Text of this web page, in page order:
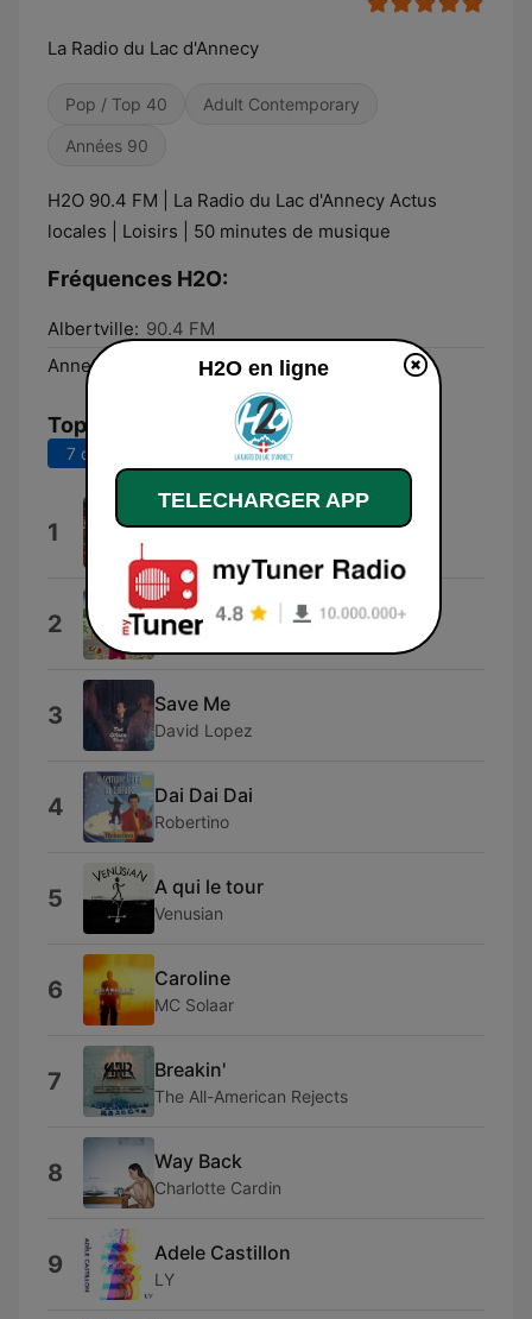
La Radio du Lac d'Annecy
Pop / Top 40 Adult Contemporary
Années 90
H2O 90.4 FM | La Radio du Lac d'Annecy Actus
locales | Loisirs | 50 minutes de musique
Fréquences H2O:
Albertville: 90.4 FM
Annecy:
Top titres
7 derniers jours 30 derniers jours
1 Lucidity
2 UN PEU QUAND MEME
Frax Montax
3 Save Me
David Lopez
4 Dai Dai Dai
Robertino
5 A qui le tour
Venusian
6 Caroline
MC Solaar
7 Breakin'
The All-American Rejects
8 Way Back
Charlotte Cardin
9 Adele Castillon
LY
H2O en ligne
TELECHARGER APP